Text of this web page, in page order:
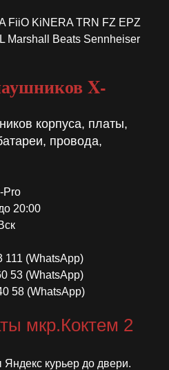
FiiO KiNERA TRN FZ EPZ
Marshall Beats Sennheiser
X-
корпуса, платы,
провода,
Pro
20:00
111 (WhatsApp)
53 (WhatsApp)
58 (WhatsApp)
мкр.Коктем 2
курьер до двери.